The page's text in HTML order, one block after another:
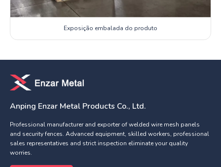
Exposição embalada do produto
Anping Enzar Metal Products Co., Ltd.
Professional manufacturer and exporter of welded wire mesh panels
and security fences. Advanced equipment, skilled workers, professional
sales representatives and strict inspection eliminate your quality
worries.